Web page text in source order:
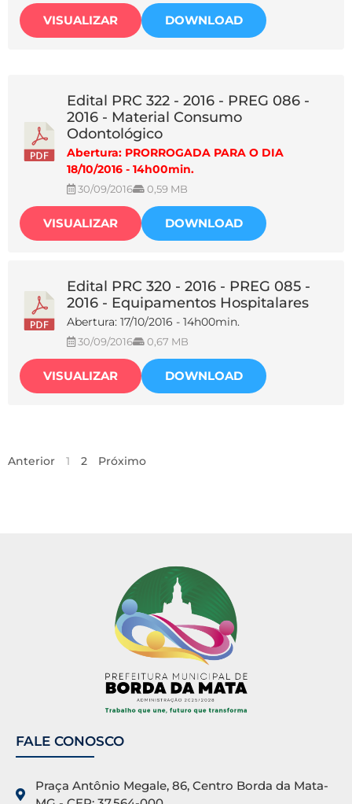
VISUALIZAR DOWNLOAD
Edital PRC 322 - 2016 - PREG 086 -
2016 - Material Consumo
Odontológico
Abertura: PRORROGADA PARA O DIA
18/10/2016 - 14h00min.
30/09/2016 0,59 MB
VISUALIZAR DOWNLOAD
Edital PRC 320 - 2016 - PREG 085 -
2016 - Equipamentos Hospitalares
Abertura: 17/10/2016 - 14h00min.
30/09/2016 0,67 MB
VISUALIZAR DOWNLOAD
Anterior 1 2 Próximo
FALE CONOSCO
Praça Antônio Megale, 86, Centro Borda da Mata-